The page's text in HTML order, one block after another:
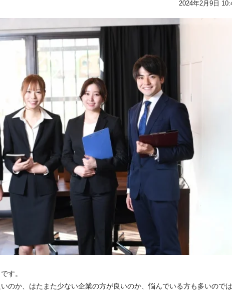
2024年2月9日
す。
のか、はたまた少ない企業の方が良いのか、悩んでいる方も多いのでは